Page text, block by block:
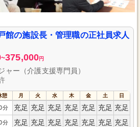
館の施設長・管理職の正社員求人
~375,000円
ャー（介護支援専門員）
憩 月 火 水 木 金 土 日
分 充足 充足 充足 充足 充足 充足 充足
分 充足 充足 充足 充足 充足 充足 充足